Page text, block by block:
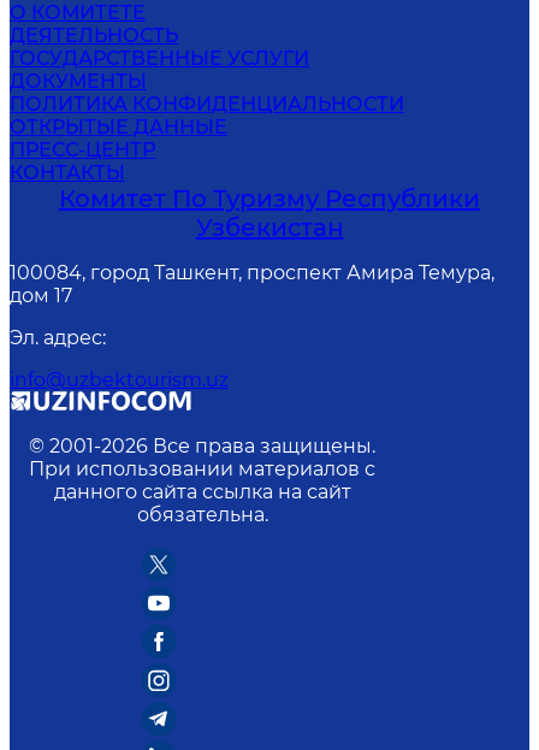
О КОМИТЕТЕ
ДЕЯТЕЛЬНОСТЬ
ГОСУДАРСТВЕННЫЕ УСЛУГИ
ДОКУМЕНТЫ
ПОЛИТИКА КОНФИДЕНЦИАЛЬНОСТИ
ОТКРЫТЫЕ ДАННЫЕ
ПРЕСС-ЦЕНТР
КОНТАКТЫ
Комитет По Туризму Республики
Узбекистан
100084, город Ташкент, проспект Амира Темура,
дом 17
Эл. адрес:
info@uzbektourism.uz
© 2001-2026 Все права защищены.
При использовании материалов с
данного сайта ссылка на сайт
обязательна.